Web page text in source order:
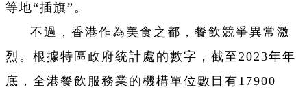
等地“插旗”。
不過，香港作為美食之都，餐飲競爭異常激
烈。根據特區政府統計處的數字，截至2023年年
底，全港餐飲服務業的機構單位數目有17900